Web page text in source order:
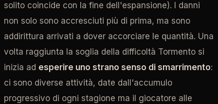
solito coincide con la fine dell'espansione). I danni
non solo sono accresciuti più di prima, ma sono
addirittura arrivati a dover accorciare le quantità. Una
volta raggiunta la soglia della difficoltà Tormento si
inizia ad esperire uno strano senso di smarrimento:
ci sono diverse attività, date dall'accumulo
progressivo di ogni stagione ma il giocatore alle